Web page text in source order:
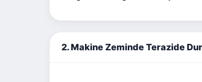
2. Makine Zeminde Terazide